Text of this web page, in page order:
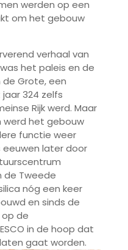
werden op een
om het gebouw
verhaal van
het paleis en de
Grote, een
324 zelfs
Rijk werd. Maar
werd het gebouw
functie weer
later door
de Tweede
nóg een keer
en sinds de
op de
in de hoop dat
gaat worden.